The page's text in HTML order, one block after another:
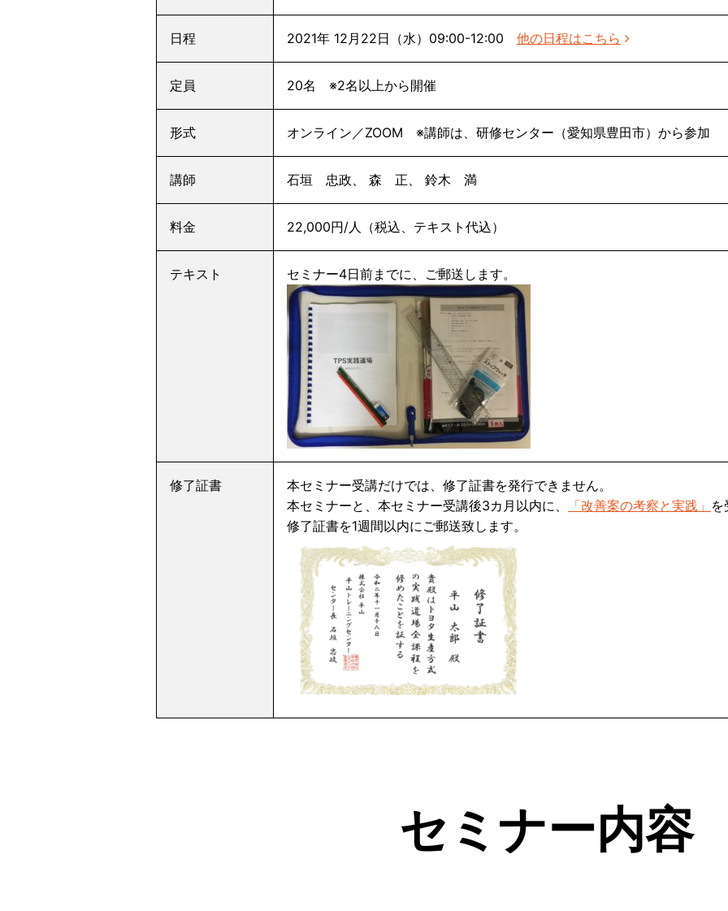
日程 2021年 12月22日（水）09:00-12:00 他の日程はこちら
定員 20名 ※2名以上から開催
形式 オンライン／ZOOM ※講師は、研修センター（愛知県豊田市）から参加
講師 石垣 忠政、 森 正、 鈴木 満
料金 22,000円/人（税込、テキスト代込）
テキスト セミナー4日前までに、ご郵送します。
修了証書
本セミナー受講だけでは、修了証書を発行できません。
本セミナーと、本セミナー受講後3カ月以内に、
「改善案の考察と実践」 を
修了証書を1週間以内にご郵送致します。
セミナー内容